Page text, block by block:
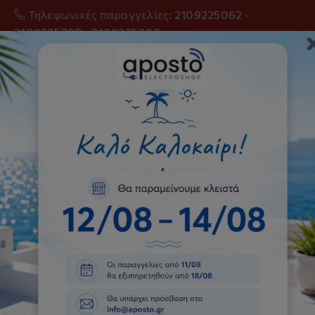
Τηλεφωνικές παραγγελίες: 2109225062 -
2109225798-2109225098
Τηλεοράσεις
Αρχική Τηλεοράσεις